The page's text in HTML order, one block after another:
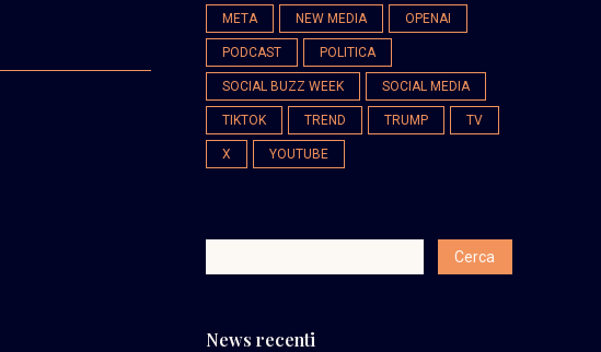
META NEW MEDIA OPENAI
PODCAST POLITICA
SOCIAL BUZZ WEEK SOCIAL MEDIA
TIKTOK TREND TRUMP TV
X YOUTUBE
News recenti